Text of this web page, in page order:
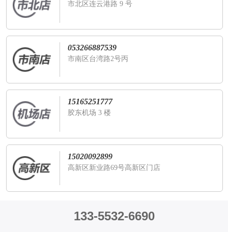
市北区连云港路 9 号
053266887539
市南区台湾路2号丙
15165251777
胶东机场 3 楼
15020092899
高新区新业路69号高新区门店
133-5532-6690